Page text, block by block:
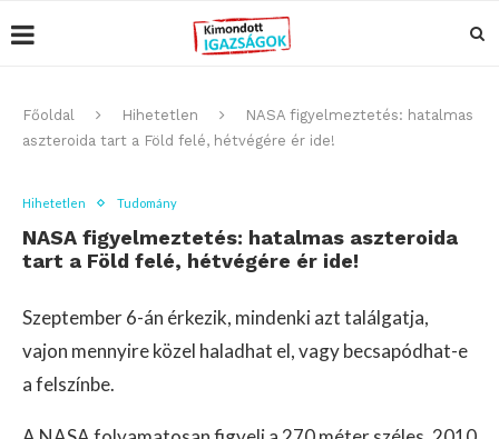
Főoldal Hihetetlen
NASA figyelmeztetés: hatalmas
aszteroida tart a Föld felé, hétvégére ér ide!
Hihetetlen Tudomány
NASA figyelmeztetés: hatalmas aszteroida
tart a Föld felé, hétvégére ér ide!
Szeptember 6-án érkezik, mindenki azt találgatja,
vajon mennyire közel haladhat el, vagy becsapódhat-e
a felszínbe.